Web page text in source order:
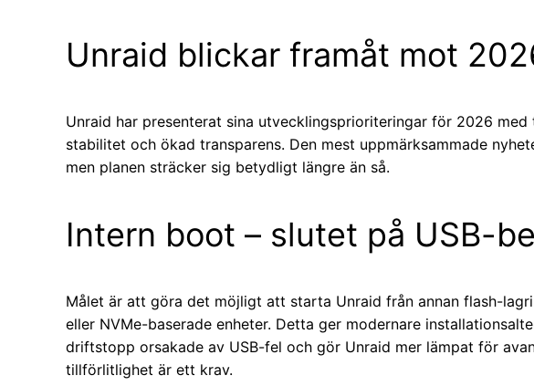
Unraid blickar framåt mot
Unraid har presenterat sina utvecklingsprioriteringar för 2026
stabilitet och ökad transparens. Den mest uppmärksammade
men planen sträcker sig betydligt längre än så.
Intern boot – slutet på USB-
Målet är att göra det möjligt att starta Unraid från annan flash-
eller NVMe-baserade enheter. Detta ger modernare
driftstopp orsakade av USB-fel och gör Unraid mer lämpat för
tillförlitlighet är ett krav.